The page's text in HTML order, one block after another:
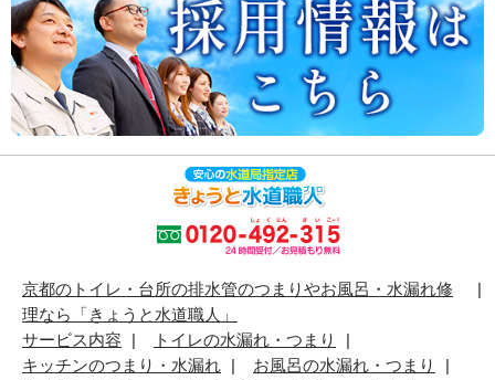
京都のトイレ・台所の排水管のつまりやお風呂・水漏れ修
理なら「きょうと水道職人」
サービス内容
トイレの水漏れ・つまり
キッチンのつまり・水漏れ
お風呂の水漏れ・つまり